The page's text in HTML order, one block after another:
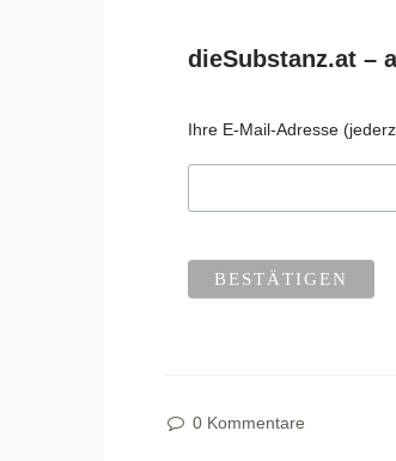
dieSubstanz.at –
Ihre E-Mail-Adresse
0 Kommentare